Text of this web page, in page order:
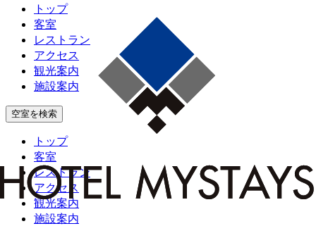
トップ
客室
レストラン
アクセス
観光案内
施設案内
空室を検索
トップ
客室
レストラン
アクセス
観光案内
施設案内